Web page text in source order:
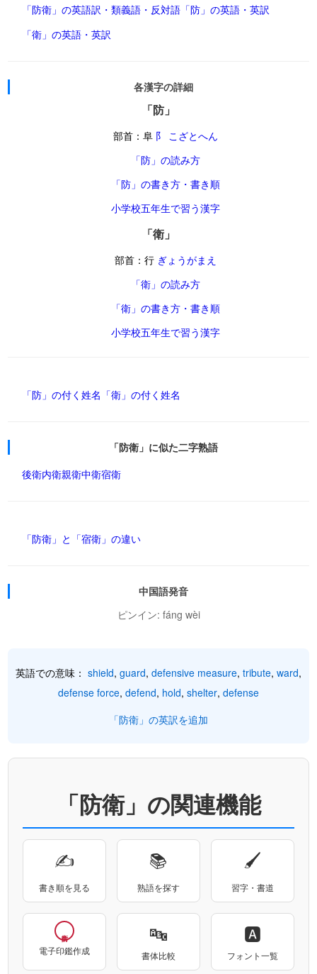
「防衛」の英語訳・類義語・反対語 「防」の英語・英訳
「衛」の英語・英訳
各漢字の詳細
「防」
部首：阜 阝 こざとへん
「防」の読み方
「防」の書き方・書き順
小学校五年生で習う漢字
「衛」
部首：行 ぎょうがまえ
「衛」の読み方
「衛」の書き方・書き順
小学校五年生で習う漢字
「防」の付く姓名 「衛」の付く姓名
「防衛」に似た二字熟語
後衛内衛親衛中衛宿衛
「防衛」と「宿衛」の違い
中国語発音
ピンイン: fáng wèi
英語での意味： shield, guard, defensive measure, tribute, ward,
defense force, defend, hold, shelter, defense
「防衛」の英訳を追加
「防衛」の関連機能
✍
書き順を見る
📚
熟語を探す
🖌
習字・書道
電子印鑑作成
🔤
書体比較
🅰
フォント一覧